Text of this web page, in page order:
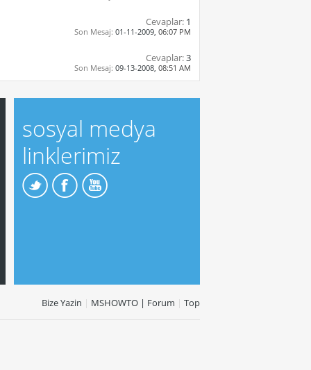
Cevaplar: 1
Son Mesaj: 01-11-2009, 06:07 PM
Cevaplar:3
Son Mesaj: 09-13-2008, 08:51 AM
sosyal medya
linklerimiz
Bize Yazin | MSHOWTO | Forum | Top